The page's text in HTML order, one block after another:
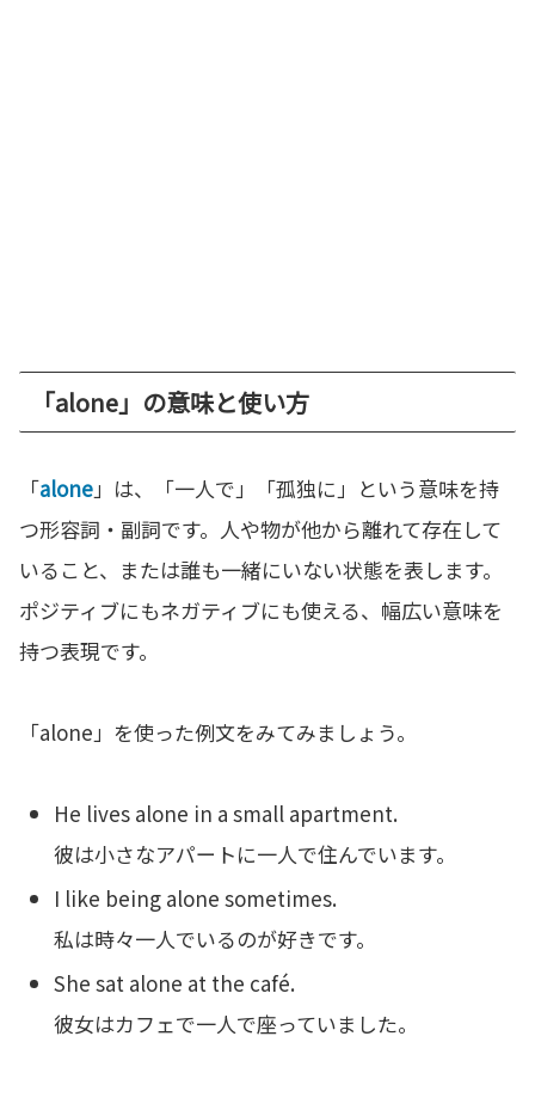
「alone」の意味と使い方
「alone」は、「一人で」「孤独に」という意味を持
つ形容詞・副詞です。人や物が他から離れて存在して
いること、または誰も一緒にいない状態を表します。
ポジティブにもネガティブにも使える、幅広い意味を
持つ表現です。
「alone」を使った例文をみてみましょう。
He lives alone in a small apartment.
彼は小さなアパートに一人で住んでいます。
I like being alone sometimes.
私は時々一人でいるのが好きです。
She sat alone at the café.
彼女はカフェで一人で座っていました。